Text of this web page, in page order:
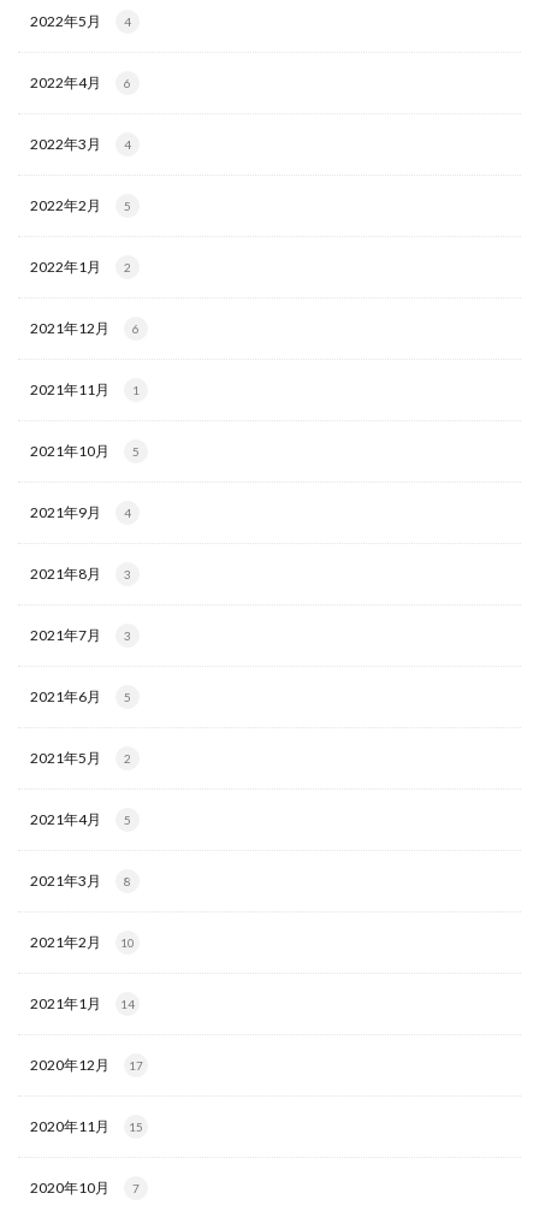
2022年5月 4
2022年4月 6
2022年3月 4
2022年2月 5
2022年1月 2
2021年12月 6
2021年11月 1
2021年10月 5
2021年9月 4
2021年8月 3
2021年7月 3
2021年6月 5
2021年5月 2
2021年4月 5
2021年3月 8
2021年2月 10
2021年1月 14
2020年12月 17
2020年11月 15
2020年10月 7